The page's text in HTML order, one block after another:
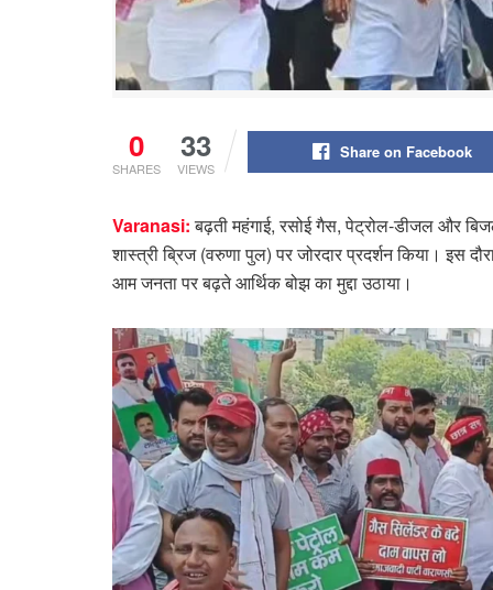
0
SHARES
33
VIEWS
Share on Facebook
Varanasi:बढ़ती महंगाई, रसोई गैस, पेट्रोल-डीजल और
शास्त्री ब्रिज (वरुणा पुल) पर जोरदार प्रदर्शन किया। इस
आम जनता पर बढ़ते आर्थिक बोझ का मुद्दा उठाया।